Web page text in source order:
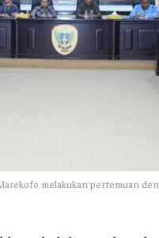
melakukan pertemuan